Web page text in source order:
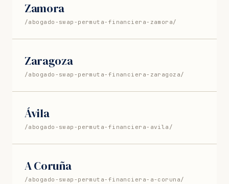
Zamora
/abogado-swap-permuta-financiera-zamora/
Zaragoza
/abogado-swap-permuta-financiera-zaragoza/
Ávila
/abogado-swap-permuta-financiera-avila/
A Coruña
/abogado-swap-permuta-financiera-a-coruna/